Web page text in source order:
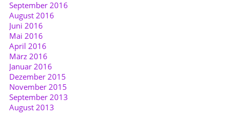
September 2016
August 2016
Juni 2016
Mai 2016
April 2016
März 2016
Januar 2016
Dezember 2015
November 2015
September 2013
August 2013